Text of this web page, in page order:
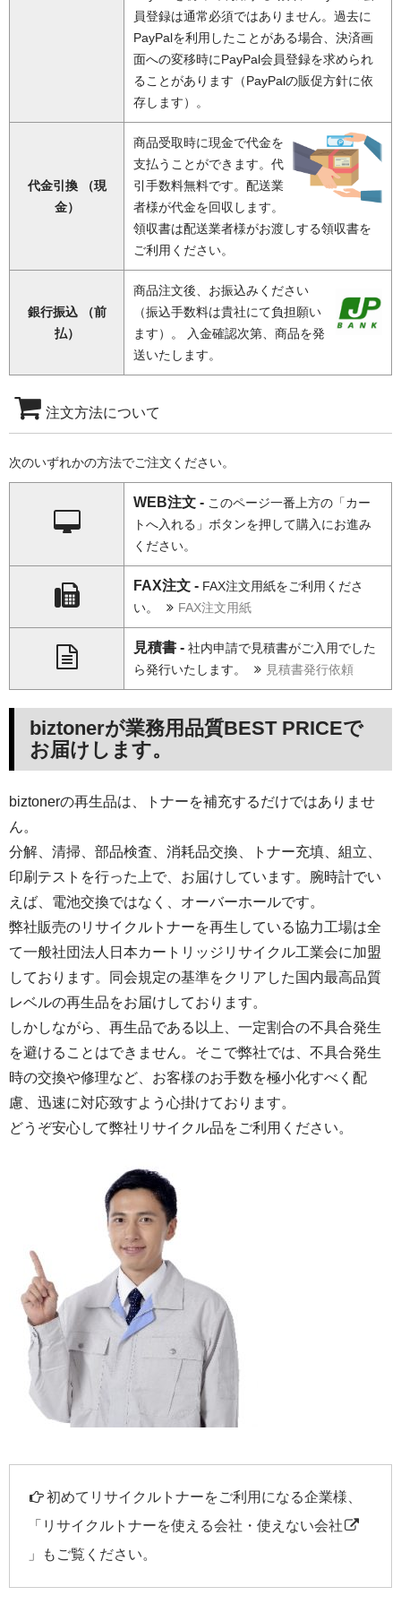
員登録は通常必須ではありません。過去に
PayPalを利用したことがある場合、決済画
面への変移時にPayPal会員登録を求められ
ることがあります（PayPalの販促方針に依
存します）。
代金引換 （現
金）
商品受取時に現金で代金を
支払うことができます。代
引手数料無料です。配送業
者様が代金を回収します。
領収書は配送業者様がお渡しする領収書を
ご利用ください。
銀行振込 （前
払）
商品注文後、お振込みください
（振込手数料は貴社にて負担願い
ます）。 入金確認次第、商品を発
送いたします。
注文方法について
次のいずれかの方法でご注文ください。
WEB注文 - このページ一番上方の「カー
トへ入れる」ボタンを押して購入にお進み
ください。
FAX注文 - FAX注文用紙をご利用くださ
い。
FAX注文用紙
見積書 - 社内申請で見積書がご入用でした
ら発行いたします。
見積書発行依頼
biztonerが業務用品質BEST PRICEで
お届けします。
biztonerの再生品は、トナーを補充するだけではありませ
ん。
分解、清掃、部品検査、消耗品交換、トナー充填、組立、
印刷テストを行った上で、お届けしています。腕時計でい
えば、電池交換ではなく、オーバーホールです。
弊社販売のリサイクルトナーを再生している協力工場は全
て一般社団法人日本カートリッジリサイクル工業会に加盟
しております。同会規定の基準をクリアした国内最高品質
レベルの再生品をお届けしております。
しかしながら、再生品である以上、一定割合の不具合発生
を避けることはできません。そこで弊社では、不具合発生
時の交換や修理など、お客様のお手数を極小化すべく配
慮、迅速に対応致すよう心掛けております。
どうぞ安心して弊社リサイクル品をご利用ください。
初めてリサイクルトナーをご利用になる企業様、
「 リサイクルトナーを使える会社・使えない会社
」もご覧ください。